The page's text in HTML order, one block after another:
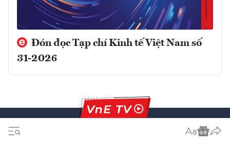
Đón đọc Tạp chí Kinh tế Việt Nam số
31-2026